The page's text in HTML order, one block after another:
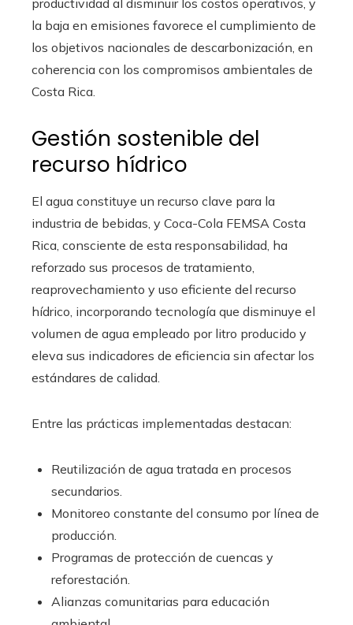
la baja en emisiones favorece el cumplimiento de
los objetivos nacionales de descarbonización, en
coherencia con los compromisos ambientales de
Costa Rica.
Gestión sostenible del
recurso hídrico
El agua constituye un recurso clave para la
industria de bebidas, y Coca-Cola FEMSA Costa
Rica, consciente de esta responsabilidad, ha
reforzado sus procesos de tratamiento,
reaprovechamiento y uso eficiente del recurso
hídrico, incorporando tecnología que disminuye el
volumen de agua empleado por litro producido y
eleva sus indicadores de eficiencia sin afectar los
estándares de calidad.
Entre las prácticas implementadas destacan:
Reutilización de agua tratada en procesos
secundarios.
Monitoreo constante del consumo por línea de
producción.
Programas de protección de cuencas y
reforestación.
Alianzas comunitarias para educación